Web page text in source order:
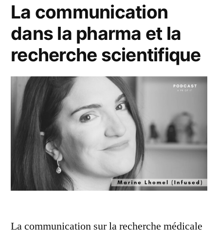
La communication
dans la pharma et la
recherche scientifique
La communication sur la recherche médicale